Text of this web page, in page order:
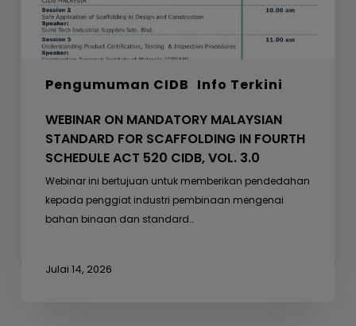
Pengumuman CIDB Info Terkini
FOURTH
SCHEDULE
ACT
CIDB,
WEBINAR ON MANDATORY MALAYSIAN
STANDARD FOR SCAFFOLDING IN FOURTH
SCHEDULE ACT 520 CIDB, VOL. 3.0
Webinar ini bertujuan untuk memberikan pendedahan
kepada penggiat industri pembinaan mengenai
bahan binaan dan standard…
Julai 14, 2026